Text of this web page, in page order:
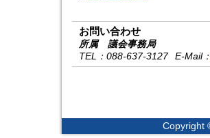
お問い合わせ
所属 議会事務局
TEL ：088-637-3127 E-Mail：
Copyright